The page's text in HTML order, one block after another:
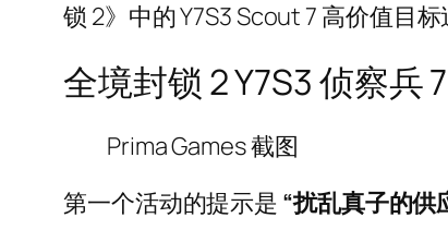
锁 2》中的 Y7S3 Scout 7 高价值目标
全境封锁 2 Y7S3 侦察兵
Prima Games 截图
第一个活动的提示是 “扰乱真子的供